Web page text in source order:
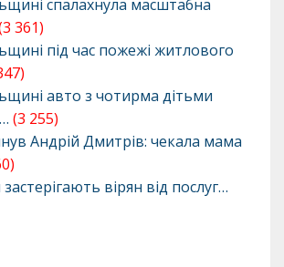
спалахнула масштабна
361)
під час пожежі житлового
авто з чотирма дітьми
(3 255)
Андрій Дмитрів: чекала мама
вірян від послуг…